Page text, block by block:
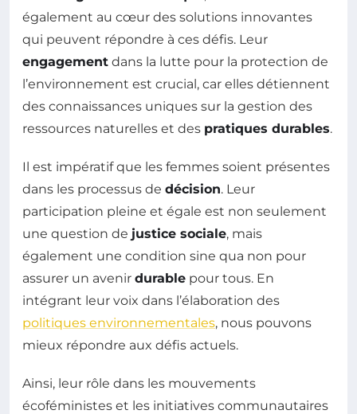
également au cœur des solutions innovantes
qui peuvent répondre à ces défis. Leur
engagement dans la lutte pour la protection de
l’environnement est crucial, car elles détiennent
des connaissances uniques sur la gestion des
ressources naturelles et des pratiques durables.
Il est impératif que les femmes soient présentes
dans les processus de décision. Leur
participation pleine et égale est non seulement
une question de justice sociale, mais
également une condition sine qua non pour
assurer un avenir durable pour tous. En
intégrant leur voix dans l’élaboration des
politiques environnementales, nous pouvons
mieux répondre aux défis actuels.
Ainsi, leur rôle dans les mouvements
écoféministes et les initiatives communautaires